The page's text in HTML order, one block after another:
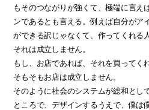
もそのつながりが強くて、極端に言え
ンであるとも言える。例えば自分がア
ができる訳じゃなくて、作ってくれる
それは成立しません。
もし、お店であれば、それを買ってく
そもそもお店は成立しません。
そのように社会のシステムが総和とし
ところで、デザインするうえで、僕は